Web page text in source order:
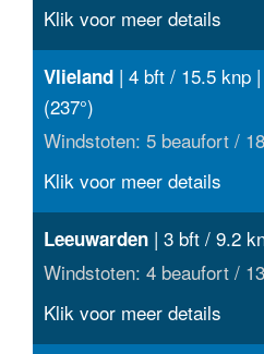
Klik voor meer details
Vlieland | 4 bft / 15.5 knp
(237°)
Windstoten: 5 beaufort /
Klik voor meer details
Leeuwarden | 3 bft / 9.2
Windstoten: 4 beaufort /
Klik voor meer details